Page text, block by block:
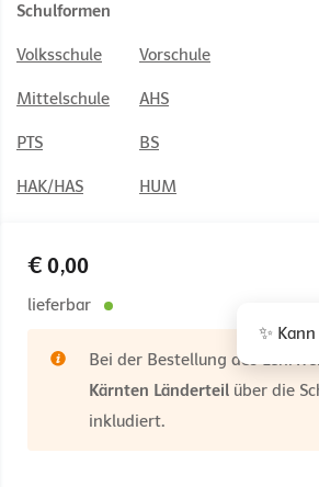
€ 0,00
lieferbar
Bei der Bestellung des
Kärnten Länderteil über die
inkludiert.
Schulformen
Volksschule Vorschule
Mittelschule AHS
PTS BS
HAK/HAS HUM
© 2026 Österreichischer Bundesverlag
Wien
✨